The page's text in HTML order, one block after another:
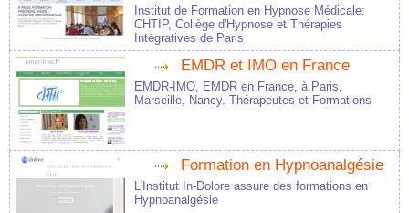
Institut de Formation en Hypnose Médicale:
CHTIP, Collège d'Hypnose et Thérapies
Intégratives de Paris
EMDR et IMO en France
EMDR-IMO, EMDR en France, à Paris,
Marseille, Nancy. Thérapeutes et Formations
Formation en Hypnoanalgésie
L'Institut In-Dolore assure des formations en
Hypnoanalgésie